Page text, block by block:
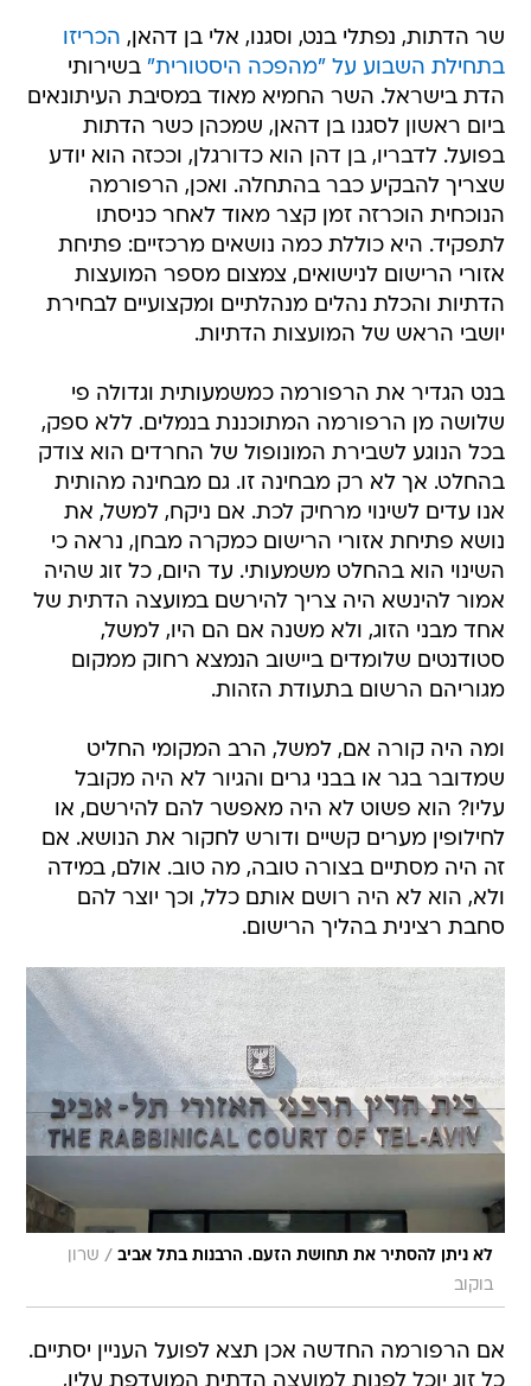
שר הדתות, נפתלי בנט, וסגנו, אלי בן דהאן, הכריזו
בתחילת השבוע על "מהפכה היסטורית" בשירותי
הדת בישראל. השר החמיא מאוד במסיבת העיתונאים
ביום ראשון לסגנו בן דהאן, שמכהן כשר הדתות
בפועל. לדבריו, בן דהן הוא כדורגלן, וככזה הוא יודע
שצריך להבקיע כבר בהתחלה. ואכן, הרפורמה
הנוכחית הוכרזה זמן קצר מאוד לאחר כניסתו
לתפקיד. היא כוללת כמה נושאים מרכזיים: פתיחת
אזורי הרישום לנישואים, צמצום מספר המועצות
הדתיות והכלת נהלים מנהלתיים ומקצועיים לבחירת
יושבי הראש של המועצות הדתיות.
בנט הגדיר את הרפורמה כמשמעותית וגדולה פי
שלושה מן הרפורמה המתוכננת בנמלים. ללא ספק,
בכל הנוגע לשבירת המונופול של החרדים הוא צודק
בהחלט. אך לא רק מבחינה זו. גם מבחינה מהותית
אנו עדים לשינוי מרחיק לכת. אם ניקח, למשל, את
נושא פתיחת אזורי הרישום כמקרה מבחן, נראה כי
השינוי הוא בהחלט משמעותי. עד היום, כל זוג שהיה
אמור להינשא היה צריך להירשם במועצה הדתית של
אחד מבני הזוג, ולא משנה אם הם היו, למשל,
סטודנטים שלומדים ביישוב הנמצא רחוק ממקום
מגוריהם הרשום בתעודת הזהות.
ומה היה קורה אם, למשל, הרב המקומי החליט
שמדובר בגר או בבני גרים והגיור לא היה מקובל
עליו? הוא פשוט לא היה מאפשר להם להירשם, או
לחילופין מערים קשיים ודורש לחקור את הנושא. אם
זה היה מסתיים בצורה טובה, מה טוב. אולם, במידה
ולא, הוא לא היה רושם אותם כלל, וכך יוצר להם
סחבת רצינית בהליך הרישום.
לא ניתן להסתיר את תחושת הזעם. הרבנות בתל אביב / שרון
בוקוב
אם הרפורמה החדשה אכן תצא לפועל העניין יסתיים.